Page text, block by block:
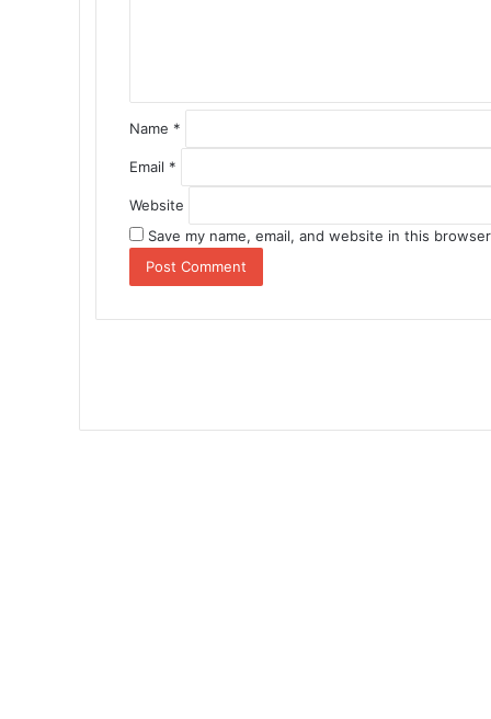
Name *
Email *
Website
Save my name, email, and website in this